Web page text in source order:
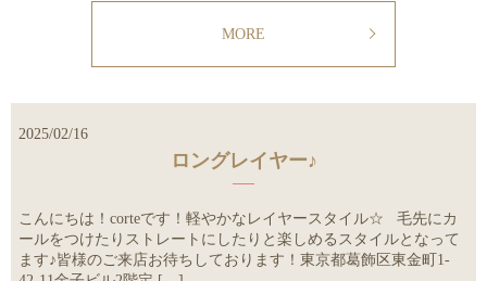
MORE
2025/02/16
ロングレイヤー♪
こんにちは！corteです！軽やかなレイヤースタイル☆ 毛先にカ
ールをつけたりストレートにしたりと楽しめるスタイルとなって
ます♪皆様のご来店お待ちしております！東京都葛飾区東金町1-